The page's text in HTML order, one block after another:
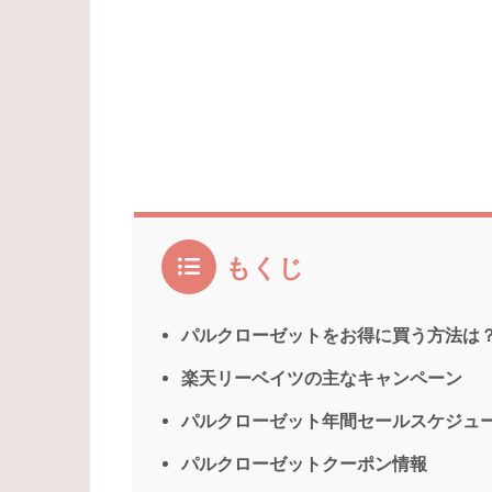
もくじ
パルクローゼットをお得に買う方法は
楽天リーベイツの主なキャンペーン
パルクローゼット年間セールスケジュ
パルクローゼットクーポン情報